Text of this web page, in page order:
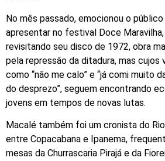
No mês passado, emocionou o
apresentar no festival Doce Maravilha,
revisitando seu disco de 1972, obra
pela repressão da ditadura, mas cujos
como “não me calo” e “já comi muito
do desprezo”, seguem encontrando
jovens em tempos de novas lutas.
Macalé também foi um cronista do
entre Copacabana e Ipanema,
mesas da Churrascaria Pirajá e da